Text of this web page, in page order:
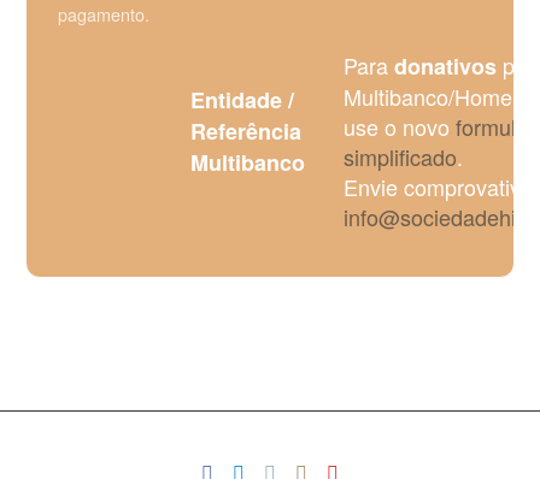
pagamento.
Entidade /
Referência
Multibanco
Paradonativos
Multibanco/
use o novo
simplificado.
Envie comprovativo